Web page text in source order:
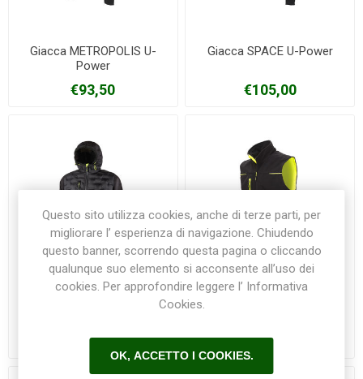
Giacca METROPOLIS U-
Power
€93,50
Giacca SPACE U-Power
€105,00
€109,50 €74,00
Questo sito utilizza cookies, anche di terze parti, per
migliorare l’ esperienza di navigazione. Chiudendo
questo banner, scorrendo questa pagina o cliccando
qualunque suo elemento si acconsente all’uso dei
cookies. Per approfondire leggere l’ Informativa
Cookies.
OK, ACCETTO I COOKIES.